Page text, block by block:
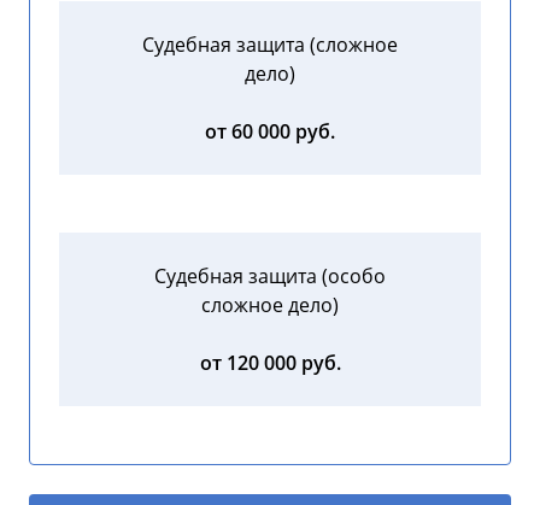
Судебная защита (сложное
дело)
от 60 000 руб.
Судебная защита (особо
сложное дело)
от 120 000 руб.